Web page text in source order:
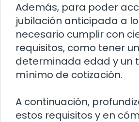
Además, para poder
jubilación anticipada a
necesario cumplir con
requisitos, como tener
determinada edad y un
mínimo de cotización.
A continuación,
estos requisitos y en